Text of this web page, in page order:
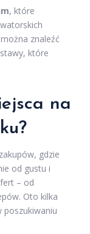
, które
znaleźć
które
na
gdzie
od gustu i
– od
Oto kilka
poszukiwaniu